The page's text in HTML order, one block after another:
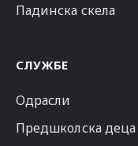
Падинска скела
СЛУЖБЕ
Одрасли
Предшколска деца